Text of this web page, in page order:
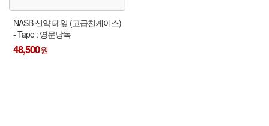
NASB 신약 테잎 (고급천케이스)
- Tape : 영문낭독
48,500